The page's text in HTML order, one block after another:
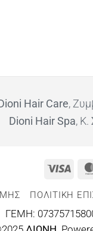
Hair Care,
Dioni Hair Spa, Κ.
Visa
ΠΟΛΙΤΙΚΉ
ΓΕΜΗ: